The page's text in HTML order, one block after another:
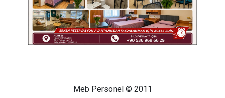
Meb Personel © 2011